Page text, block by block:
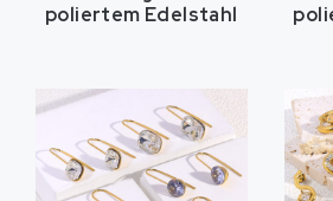
poliertem Edelstahl